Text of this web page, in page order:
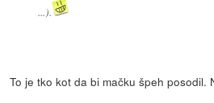
...).
To je tko kot da bi mačku špeh posodil.